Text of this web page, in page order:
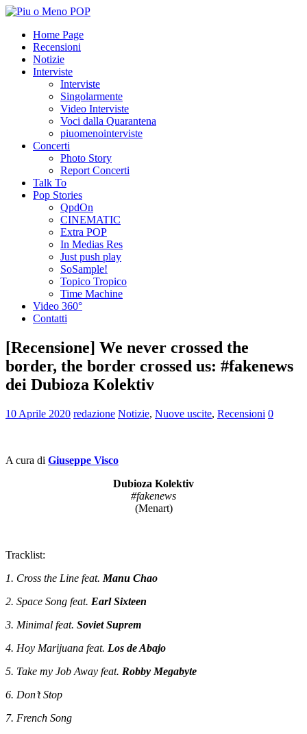
Home Page
Recensioni
Notizie
Interviste
Interviste
Singolarmente
Video Interviste
Voci dalla Quarantena
piuomenointerviste
Concerti
Photo Story
Report Concerti
Talk To
Pop Stories
QpdOn
CINEMATIC
Extra POP
In Medias Res
Just push play
SoSample!
Topico Tropico
Time Machine
Video 360°
Contatti
[Recensione] We never crossed the
border, the border crossed us: #fakenews
dei Dubioza Kolektiv
10 Aprile 2020 redazione Notizie, Nuove uscite, Recensioni 0
A cura di Giuseppe Visco
Dubioza Kolektiv
#fakenews
(Menart)
Tracklist:
1. Cross the Line feat. Manu Chao
2. Space Song feat. Earl Sixteen
3. Minimal feat. Soviet Suprem
4. Hoy Marijuana feat. Los de Abajo
5. Take my Job Away feat. Robby Megabyte
6. Don’t Stop
7. French Song